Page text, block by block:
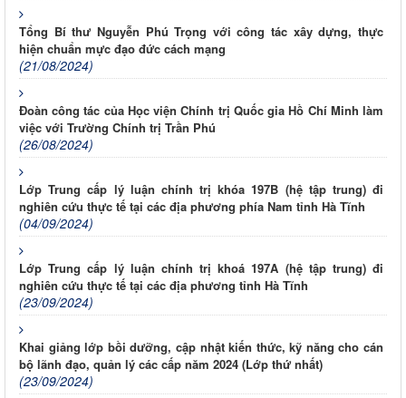
Tổng Bí thư Nguyễn Phú Trọng với công tác xây dựng, thực
hiện chuẩn mực đạo đức cách mạng
(21/08/2024)
Đoàn công tác của Học viện Chính trị Quốc gia Hồ Chí Minh làm
việc với Trường Chính trị Trần Phú
(26/08/2024)
Lớp Trung cấp lý luận chính trị khóa 197B (hệ tập trung) đi
nghiên cứu thực tế tại các địa phương phía Nam tỉnh Hà Tĩnh
(04/09/2024)
Lớp Trung cấp lý luận chính trị khoá 197A (hệ tập trung) đi
nghiên cứu thực tế tại các địa phương tỉnh Hà Tĩnh
(23/09/2024)
Khai giảng lớp bồi dưỡng, cập nhật kiến thức, kỹ năng cho cán
bộ lãnh đạo, quản lý các cấp năm 2024 (Lớp thứ nhất)
(23/09/2024)